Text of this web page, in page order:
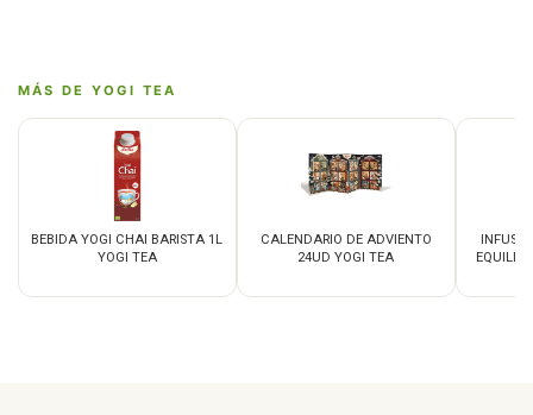
MÁS DE YOGI TEA
BEBIDA YOGI CHAI BARISTA 1L
YOGI TEA
CALENDARIO DE ADVIENTO
24UD YOGI TEA